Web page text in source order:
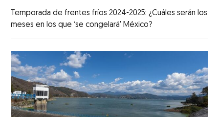
Temporada de frentes fríos 2024-2025: ¿Cuáles serán los
meses en los que ‘se congelará' México?